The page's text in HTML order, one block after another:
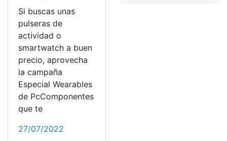
Si buscas unas
pulseras de
actividad o
smartwatch a buen
precio, aprovecha
la campaña
Especial Wearables
de PcComponentes
que te
27/07/2022